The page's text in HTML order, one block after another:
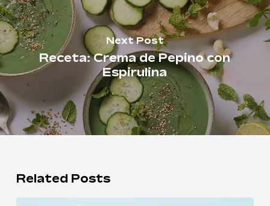
Next Post
Receta: Crema de Pepino con
Espirulina
Related Posts